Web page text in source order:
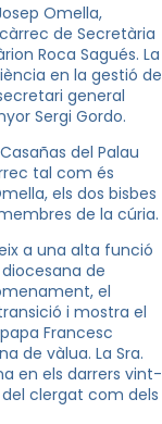
Omella,
de Secretària
Roca Sagués. La
en la gestió de
general
Sergi Gordo.
del Palau
tal com és
els dos bisbes
de la cúria.
a una alta funció
de
el
i mostra el
Francesc
de vàlua. La Sra.
en els darrers vint-
clergat com dels